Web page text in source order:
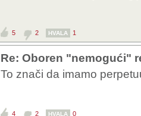
5 2 HVALA 1
Re: Oboren "nemogući"
To znači da imamo
4 2 HVALA 0